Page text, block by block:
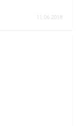
11.06.2018